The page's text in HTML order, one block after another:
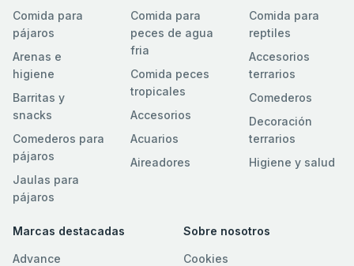
Comida para
pájaros
Arenas e
higiene
Barritas y
snacks
Comederos para
pájaros
Jaulas para
pájaros
Comida para
peces de agua
fria
Comida peces
tropicales
Accesorios
Acuarios
Aireadores
Comida para
reptiles
Accesorios
terrarios
Comederos
Decoración
terrarios
Higiene y salud
Marcas destacadas
Advance
Sobre nosotros
Cookies